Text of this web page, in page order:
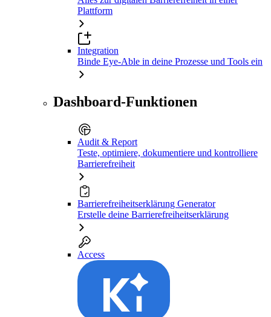
Plattform
Integration
Binde Eye-Able in deine Prozesse und Tools ein
Dashboard-Funktionen
Audit & Report
Teste, optimiere, dokumentiere und kontrolliere
Barrierefreiheit
Barrierefreiheitserklärung Generator
Erstelle deine Barrierefreiheitserklärung
Access